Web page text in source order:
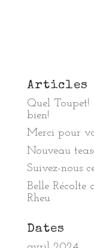
Articles
Quel Toupet!
bien!
Merci pour
Nouveau
Suivez-nous
Belle
Rheu
Dates